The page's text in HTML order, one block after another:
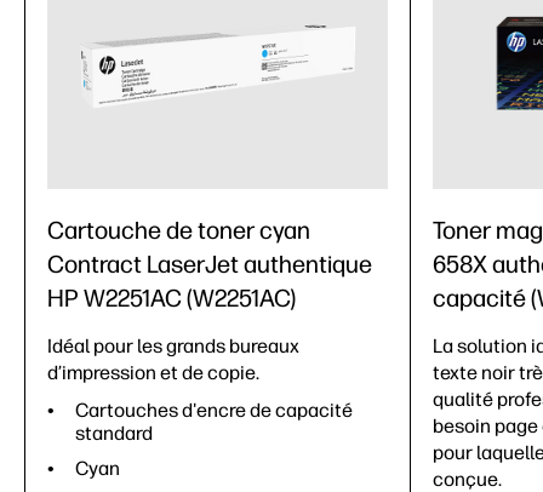
Cartouche de toner cyan
Contract LaserJet authentique
HP W2251AC (W2251AC)
Idéal pour les grands bureaux
d’impression et de copie.
Cartouches d'encre de capacité
standard
Cyan
Toner
658X
capacité
La solution
texte noir
qualité
besoin page
pour
conçue.